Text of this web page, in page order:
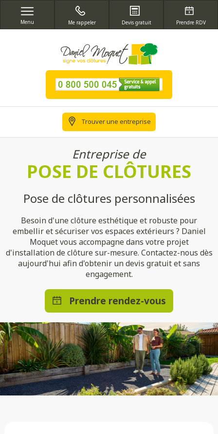
Menu Me rappeler Devis gratuit Prendre RDV
Trouver une entreprise
Entreprise de
POSE DE CLÔTURES
Pose de clôtures personnalisées
Besoin d'une clôture esthétique et robuste pour
embellir et sécuriser vos espaces extérieurs ? Daniel
Moquet vous accompagne dans votre projet
d'installation de clôture sur-mesure. Contactez-nous dès
aujourd'hui afin d'obtenir un devis gratuit et sans
engagement.
Prendre rendez-vous